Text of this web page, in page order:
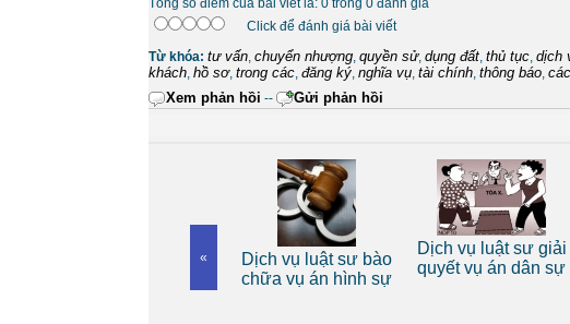
Tổng số điểm của bài viết là: 0 trong 0 đánh giá
Click để đánh giá bài viết
Từ khóa: tư vấn, chuyển nhượng, quyền sử, dụng đất, thủ tục, dịch
khách, hồ sơ, trong các, đăng ký, nghĩa vụ, tài chính, thông báo,
Xem phản hồi -- Gửi phản hồi
«
Dịch vụ luật sư bào
chữa vụ án hình sự
Dịch vụ luật sư giải
quyết vụ án dân sự